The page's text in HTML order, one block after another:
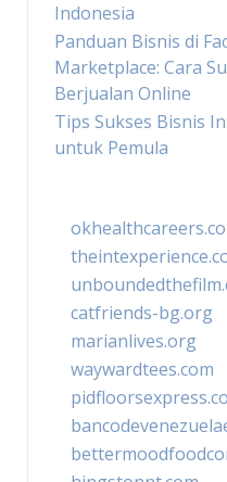
Indonesia
Panduan Bisnis di
Marketplace: Cara
Berjualan Online
Tips Sukses Bisnis
untuk Pemula
catfriends-bg.org
marianlives.org
waywardtees.com